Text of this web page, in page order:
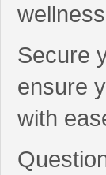
Secure
ensure
with